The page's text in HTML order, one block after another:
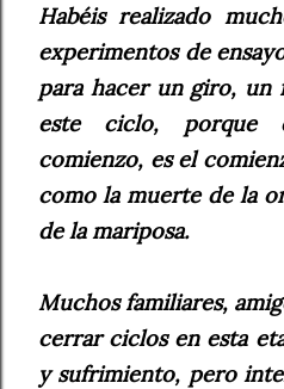
Habéis realizado
experimentos de
para hacer un giro, un
este ciclo, porque
comienzo, es el
como la muerte de la
de la mariposa.
Muchos familiares,
cerrar ciclos en esta
y sufrimiento, pero